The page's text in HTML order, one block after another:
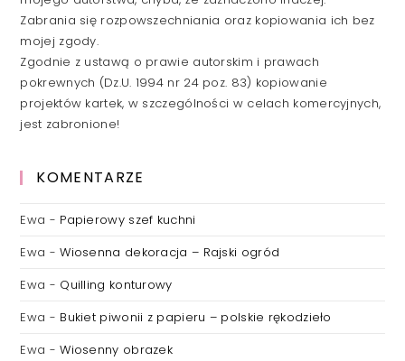
Zabrania się rozpowszechniania oraz kopiowania ich bez
mojej zgody.
Zgodnie z ustawą o prawie autorskim i prawach
pokrewnych (Dz.U. 1994 nr 24 poz. 83) kopiowanie
projektów kartek, w szczególności w celach komercyjnych,
jest zabronione!
KOMENTARZE
Ewa - Papierowy szef kuchni
Ewa -Wiosenna dekoracja – Rajski ogród
Ewa - Quilling konturowy
Ewa - Bukiet piwonii z papieru – polskie rękodzieło
Ewa -Wiosenny obrazek